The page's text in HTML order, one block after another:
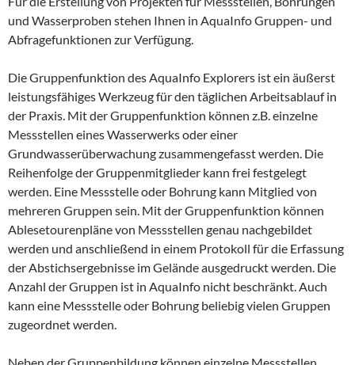
und Wasserproben stehen Ihnen in AquaInfo Gruppen- und
Abfragefunktionen zur Verfügung.
Die Gruppenfunktion des AquaInfo Explorers ist ein äußerst
leistungsfähiges Werkzeug für den täglichen Arbeitsablauf in
der Praxis. Mit der Gruppenfunktion können z.B. einzelne
Messstellen eines Wasserwerks oder einer
Grundwasserüberwachung zusammengefasst werden. Die
Reihenfolge der Gruppenmitglieder kann frei festgelegt
werden. Eine Messstelle oder Bohrung kann Mitglied von
mehreren Gruppen sein. Mit der Gruppenfunktion können
Ablesetourenpläne von Messstellen genau nachgebildet
werden und anschließend in einem Protokoll für die Erfassung
der Abstichsergebnisse im Gelände ausgedruckt werden. Die
Anzahl der Gruppen ist in AquaInfo nicht beschränkt. Auch
kann eine Messstelle oder Bohrung beliebig vielen Gruppen
zugeordnet werden.